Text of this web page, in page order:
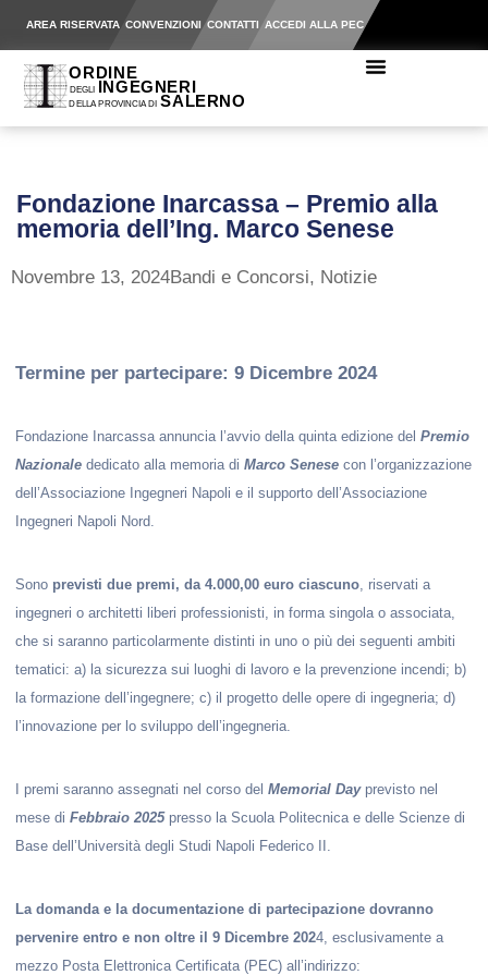
AREA RISERVATA CONVENZIONI CONTATTI ACCEDI ALLA PEC
Fondazione Inarcassa – Premio alla
memoria dell’Ing. Marco Senese
Novembre 13, 2024Bandi e Concorsi, Notizie
Termine per partecipare: 9 Dicembre 2024
Fondazione Inarcassa annuncia l’avvio della quinta edizione del Premio
Nazionale dedicato alla memoria di Marco Senesecon l’organizzazione
dell’Associazione Ingegneri Napoli e il supporto dell’Associazione
Ingegneri Napoli Nord.
Sono previsti due premi, da 4.000,00 euro ciascuno, riservati a
ingegneri o architetti liberi professionisti, in forma singola o associata,
che si saranno particolarmente distinti in uno o più dei seguenti ambiti
tematici: a) la sicurezza sui luoghi di lavoro e la prevenzione incendi; b)
la formazione dell’ingegnere; c) il progetto delle opere di ingegneria; d)
l’innovazione per lo sviluppo dell’ingegneria.
I premi saranno assegnati nel corso del Memorial Day previsto nel
mese di Febbraio 2025 presso la Scuola Politecnica e delle Scienze di
Base dell’Università degli Studi Napoli Federico II.
La domanda e la documentazione di partecipazione dovranno
pervenire entro e non oltre il 9 Dicembre 2024, esclusivamente a
mezzo Posta Elettronica Certificata (PEC) all’indirizzo: